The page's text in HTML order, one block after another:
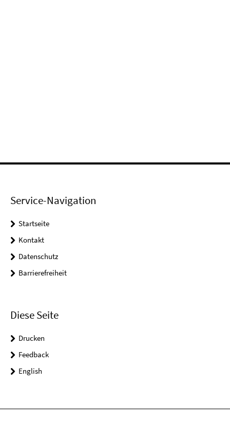
Service-Navigation
Startseite
Kontakt
Datenschutz
Barrierefreiheit
Diese Seite
Drucken
Feedback
English